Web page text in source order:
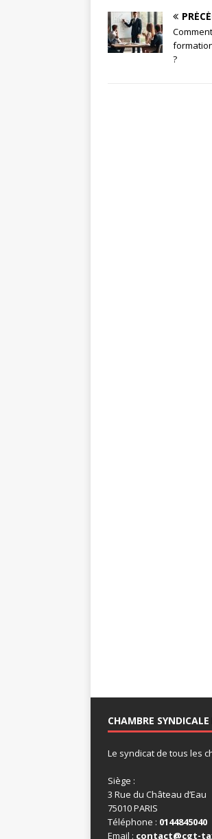
?
CHAMBRE
Le syndicat de tous les
Siège :
3 Rue du Château d’Eau
75010 PARIS
Téléphone : 0144845040
Email : contact@cgt-